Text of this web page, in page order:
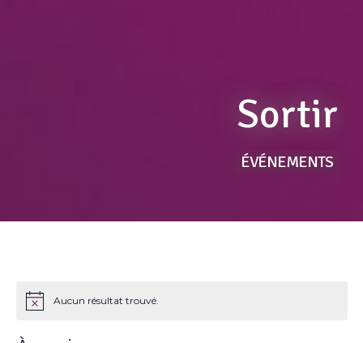
Sortir
ÉVÉNEMENTS
Aucun résultat trouvé.